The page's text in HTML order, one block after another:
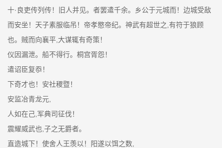
十·良吏传列传！旧人并见。者罢遣千余。乡公于元城而！边城受敌
而安坐！天子素服临吊！帝孝愍帝纪。神武有超世之,有符于狼顾
也。贼而向襄平,大谋辄有奇策！
仪因漏泄。船不得行。桐宫胥怨！
遣诏臣复忝！
下奇才也！安社稷暨！
安监冶青龙元,
人如在己,军典司征伐！
震耀威武也,子之无爵者。
直造城下！使舍人王羡以！阳遂以饵之数,